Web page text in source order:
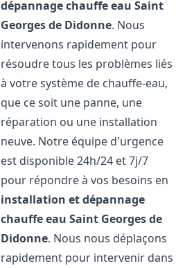
dépannage chauffe eau Saint
Georges de Didonne. Nous
intervenons rapidement pour
résoudre tous les problèmes liés
à votre système de chauffe-eau,
que ce soit une panne, une
réparation ou une installation
neuve. Notre équipe d'urgence
est disponible 24h/24 et 7j/7
pour répondre à vos besoins en
installation et dépannage
chauffe eau Saint Georges de
Didonne. Nous nous déplaçons
rapidement pour intervenir dans